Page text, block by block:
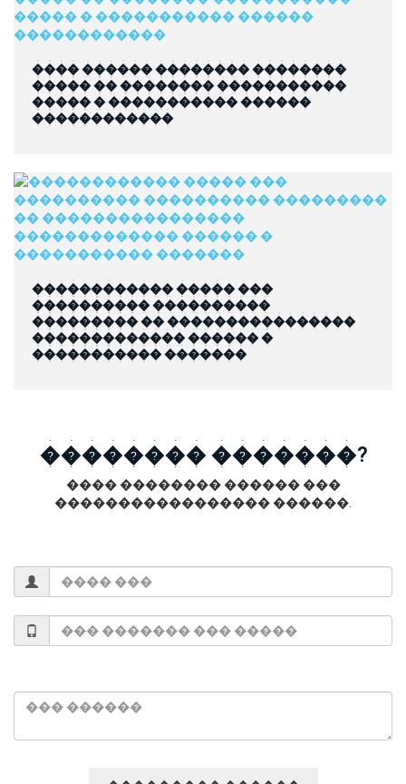
���� ������ �������� ��������
����� �� �������� �����������
����� � ����������� ������
������������
������������ ����� ���
���������� ����������
��������� �� ����������������
������������� ������ �
����������� �������
�������� �������?
���� �������� ������ ���
����������������� ������.